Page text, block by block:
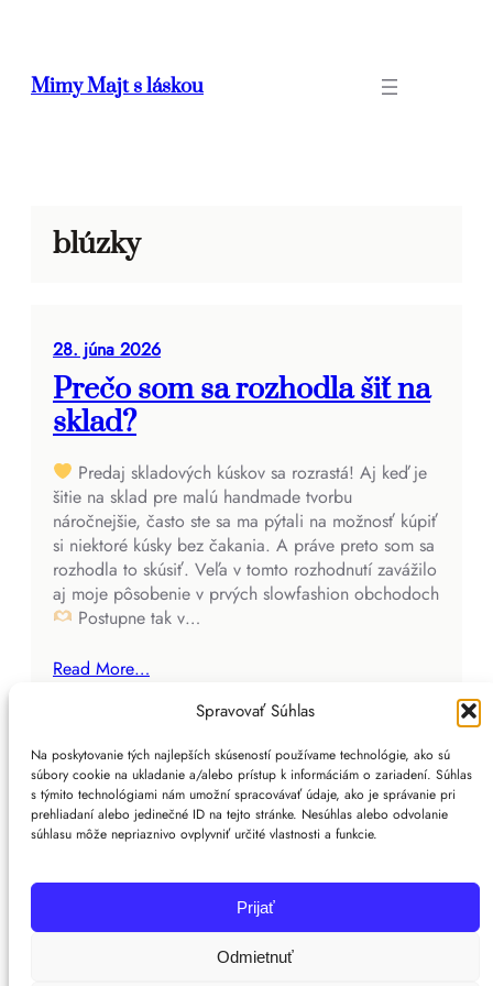
Spravovať Súhlas
Na poskytovanie tých najlepších skúseností používame technológie, ako sú
súbory cookie na ukladanie a/alebo prístup k informáciám o zariadení. Súhlas
s týmito technológiami nám umožní spracovávať údaje, ako je správanie pri
prehliadaní alebo jedinečné ID na tejto stránke. Nesúhlas alebo odvolanie
súhlasu môže nepriaznivo ovplyvniť určité vlastnosti a funkcie.
Prijať
Odmietnuť
Mimy Majt s láskou
blúzky
28. júna 2026
Prečo som sa rozhodla šiť na
sklad?
Predaj skladových kúskov sa rozrastá! Aj keď je
šitie na sklad pre malú handmade tvorbu
náročnejšie, často ste sa ma pýtali na možnosť kúpiť
si niektoré kúsky bez čakania. A práve preto som sa
rozhodla to skúsiť. Veľa v tomto rozhodnutí zavážilo
aj moje pôsobenie v prvých slowfashion obchodoch
Postupne tak v…
Read More…
InstagramTikTok Facebook YouTube Etsy Pinterest